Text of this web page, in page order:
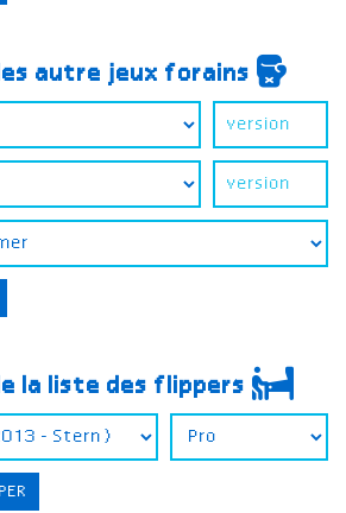
autre jeux forains
la liste des flippers